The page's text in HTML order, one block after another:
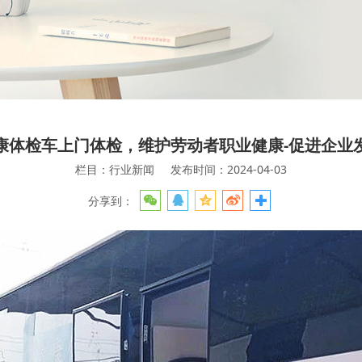
体检车上门体检，维护劳动者职业健康-促进企业
栏目：行业新闻 发布时间：2024-04-03
分享到：